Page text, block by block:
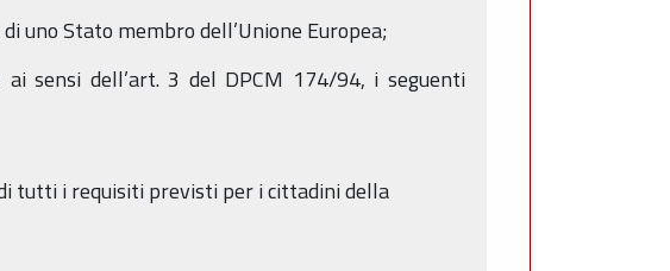
uno Stato membro dell’Unione Europea;
sensi dell’art. 3 del DPCM 174/94, i seguenti
tutti i requisiti previsti per i cittadini della